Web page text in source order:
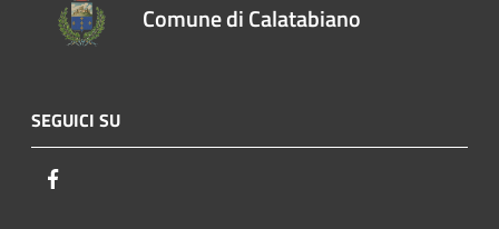
Comune di Calatabiano
SEGUICI SU